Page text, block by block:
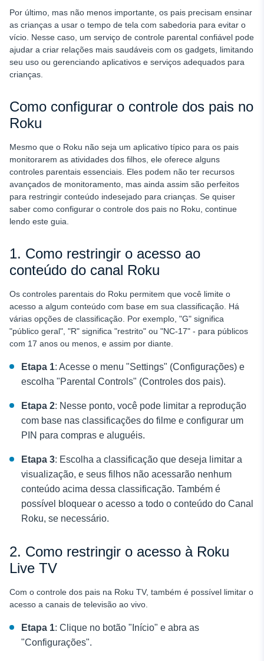
Por último, mas não menos importante, os pais precisam ensinar
as crianças a usar o tempo de tela com sabedoria para evitar o
vício. Nesse caso, um serviço de controle parental confiável pode
ajudar a criar relações mais saudáveis com os gadgets, limitando
seu uso ou gerenciando aplicativos e serviços adequados para
crianças.
Como configurar o controle dos pais no
Roku
Mesmo que o Roku não seja um aplicativo típico para os pais
monitorarem as atividades dos filhos, ele oferece alguns
controles parentais essenciais. Eles podem não ter recursos
avançados de monitoramento, mas ainda assim são perfeitos
para restringir conteúdo indesejado para crianças. Se quiser
saber como configurar o controle dos pais no Roku, continue
lendo este guia.
1. Como restringir o acesso ao
conteúdo do canal Roku
Os controles parentais do Roku permitem que você limite o
acesso a algum conteúdo com base em sua classificação. Há
várias opções de classificação. Por exemplo, "G" significa
"público geral", "R" significa "restrito" ou "NC-17" - para públicos
com 17 anos ou menos, e assim por diante.
Etapa 1: Acesse o menu "Settings" (Configurações) e
escolha "Parental Controls" (Controles dos pais).
Etapa 2: Nesse ponto, você pode limitar a reprodução
com base nas classificações do filme e configurar um
PIN para compras e aluguéis.
Etapa 3: Escolha a classificação que deseja limitar a
visualização, e seus filhos não acessarão nenhum
conteúdo acima dessa classificação. Também é
possível bloquear o acesso a todo o conteúdo do Canal
Roku, se necessário.
2. Como restringir o acesso à Roku
Live TV
Com o controle dos pais na Roku TV, também é possível limitar o
acesso a canais de televisão ao vivo.
Etapa 1: Clique no botão "Início" e abra as
"Configurações".